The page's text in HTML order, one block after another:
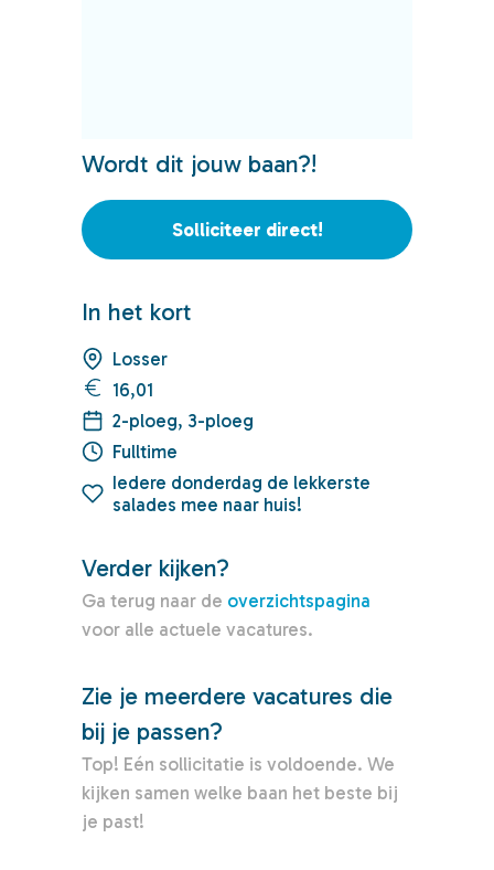
Wordt dit jouw baan?!
Solliciteer direct!
In het kort
Losser
16,01
2-ploeg, 3-ploeg
Fulltime
Iedere donderdag de lekkerste
salades mee naar huis!
Verder kijken?
Ga terug naar de overzichtspagina
voor alle actuele vacatures.
Zie je meerdere vacatures die
bij je passen?
Top! Eén sollicitatie is voldoende. We
kijken samen welke baan het beste bij
je past!